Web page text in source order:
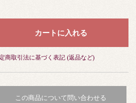
商取引法に基づく表記 (返品など)
この商品について問い合わせる